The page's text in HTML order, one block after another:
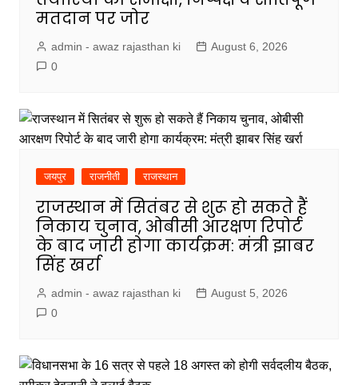
मतदान पर जोर
admin - awaz rajasthan ki
August 6, 2026
0
जयपुर राजनीती राजस्थान
राजस्थान में सितंबर से शुरू हो सकते हैं
निकाय चुनाव, ओबीसी आरक्षण रिपोर्ट
के बाद जारी होगा कार्यक्रम: मंत्री झाबर
सिंह खर्रा
admin - awaz rajasthan ki
August 5, 2026
0